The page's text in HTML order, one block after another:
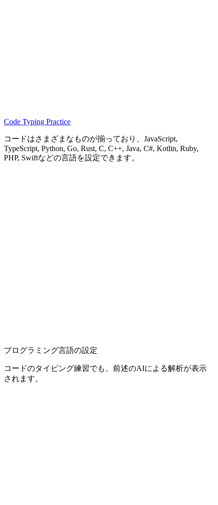
Code Typing Practice
コードはさまざまなものが揃っており、JavaScript,
TypeScript, Python, Go, Rust, C, C++, Java, C#, Kotlin, Ruby,
PHP, Swiftなどの言語を設定できます。
プログラミング言語の設定
コードのタイピング練習でも、前述のAIによる解析が表示
されます。